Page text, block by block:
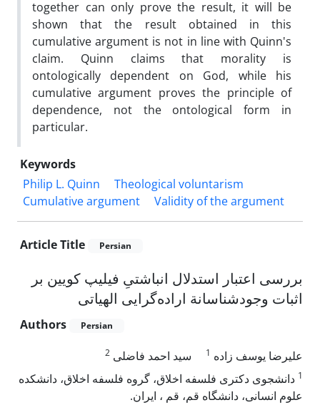
together can only prove the result, it will be
shown that the result obtained in this
cumulative argument is not in line with Quinn's
claim. Quinn claims that morality is
ontologically dependent on God, while his
cumulative argument proves the principle of
dependence, not the ontological form in
particular.
Keywords
Philip L. Quinn
Theological voluntarism
Cumulative argument
Validity of the argument
Article Title Persian
بررسی اعتبار استدلال انباشتیِ فیلیپ کویین بر
اثبات وجودشناسانة اراده‌گرایی الهیاتی
Authors Persian
علیرضا یوسف زاده 1 سید احمد فاضلی 2
1 دانشجوی دکتری فلسفه اخلاق، گروه فلسفه اخلاق، دانشکده
علوم انسانی، دانشگاه قم، قم ، ایران.